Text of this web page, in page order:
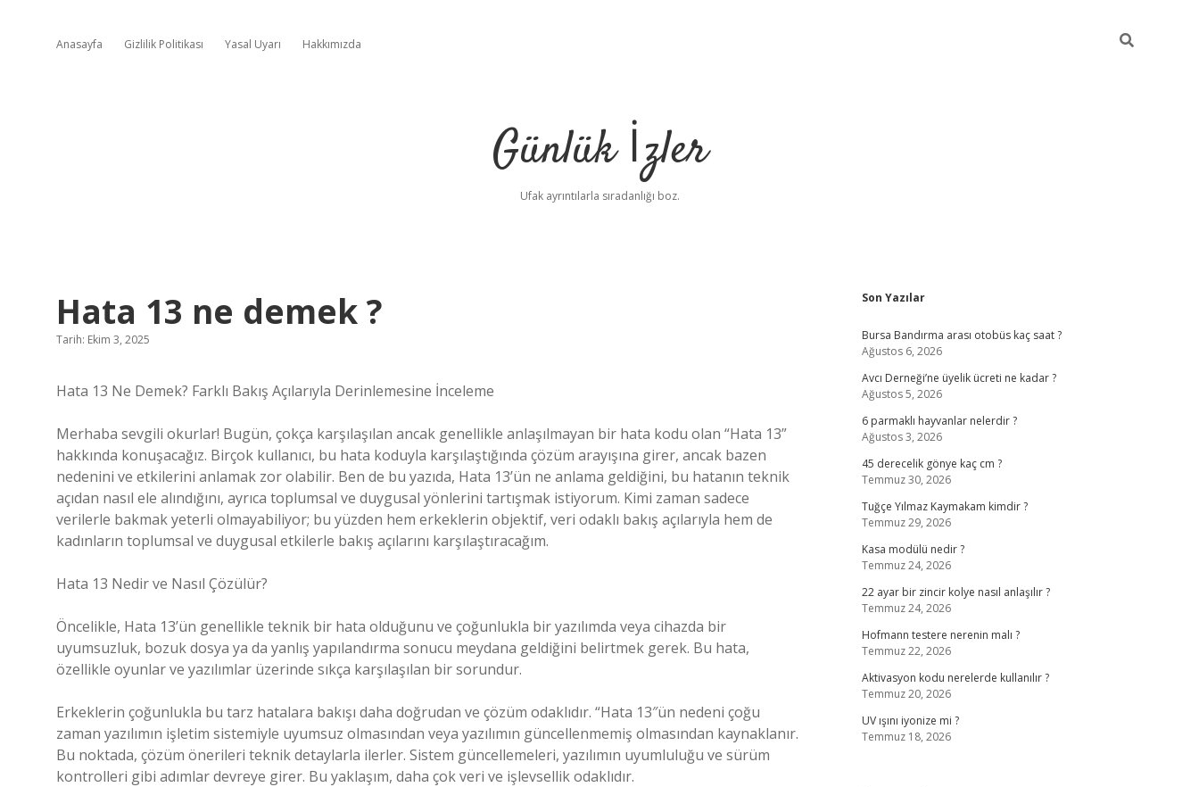
Anasayfa Gizlilik Politikası Yasal Uyarı Hakkımızda
Günlük İzler
Ufak ayrıntılarla sıradanlığı boz.
Hata 13 ne demek ?
Tarih: Ekim 3, 2025
Hata 13 Ne Demek? Farklı Bakış Açılarıyla Derinlemesine İnceleme
Merhaba sevgili okurlar! Bugün, çokça karşılaşılan ancak genellikle anlaşılmayan bir hata kodu olan “Hata 13”
hakkında konuşacağız. Birçok kullanıcı, bu hata koduyla karşılaştığında çözüm arayışına girer, ancak bazen
nedenini ve etkilerini anlamak zor olabilir. Ben de bu yazıda, Hata 13’ün ne anlama geldiğini, bu hatanın teknik
açıdan nasıl ele alındığını, ayrıca toplumsal ve duygusal yönlerini tartışmak istiyorum. Kimi zaman sadece
verilerle bakmak yeterli olmayabiliyor; bu yüzden hem erkeklerin objektif, veri odaklı bakış açılarıyla hem de
kadınların toplumsal ve duygusal etkilerle bakış açılarını karşılaştıracağım.
Hata 13 Nedir ve Nasıl Çözülür?
Öncelikle, Hata 13’ün genellikle teknik bir hata olduğunu ve çoğunlukla bir yazılımda veya cihazda bir
uyumsuzluk, bozuk dosya ya da yanlış yapılandırma sonucu meydana geldiğini belirtmek gerek. Bu hata,
özellikle oyunlar ve yazılımlar üzerinde sıkça karşılaşılan bir sorundur.
Erkeklerin çoğunlukla bu tarz hatalara bakışı daha doğrudan ve çözüm odaklıdır. “Hata 13″ün nedeni çoğu
zaman yazılımın işletim sistemiyle uyumsuz olmasından veya yazılımın güncellenmemiş olmasından kaynaklanır.
Bu noktada, çözüm önerileri teknik detaylarla ilerler. Sistem güncellemeleri, yazılımın uyumluluğu ve sürüm
kontrolleri gibi adımlar devreye girer. Bu yaklaşım, daha çok veri ve işlevsellik odaklıdır.
Sidebar
Son Yazılar
Bursa Bandırma arası otobüs kaç saat ?
Ağustos 6, 2026
Avcı Derneği’ne üyelik ücreti ne kadar ?
Ağustos 5, 2026
6 parmaklı hayvanlar nelerdir ?
Ağustos 3, 2026
45 derecelik gönye kaç cm ?
Temmuz 30, 2026
Tuğçe Yılmaz Kaymakam kimdir ?
Temmuz 29, 2026
Kasa modülü nedir ?
Temmuz 24, 2026
22 ayar bir zincir kolye nasıl anlaşılır ?
Temmuz 24, 2026
Hofmann testere nerenin malı ?
Temmuz 22, 2026
Aktivasyon kodu nerelerde kullanılır ?
Temmuz 20, 2026
UV ışını iyonize mi ?
Temmuz 18, 2026